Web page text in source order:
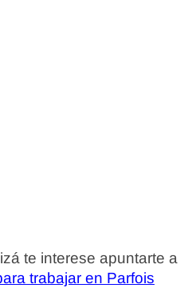
te interese apuntarte a
trabajar en Parfois